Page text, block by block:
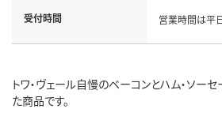
受付時間 営業時間は平
トワ・ヴェール自慢のベーコンとハム・ソー
た商品です。